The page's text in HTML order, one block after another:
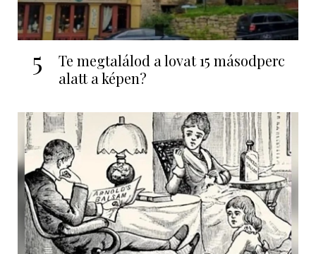
5
Te megtalálod a lovat 15 másodperc
alatt a képen?